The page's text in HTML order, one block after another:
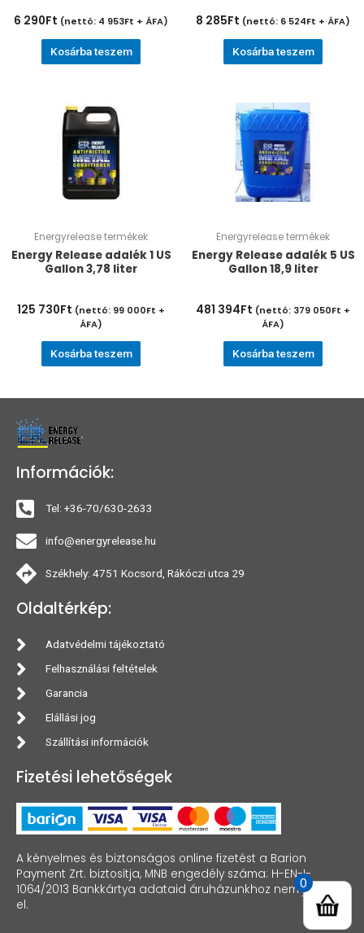
6 290Ft (nettó: 4 953Ft + ÁFA)
Kosárba teszem
8 285Ft (nettó: 6 524Ft + ÁFA)
Kosárba teszem
Energyrelease termékek
Energy Release adalék 1 US
Gallon 3,78 liter
125 730Ft (nettó: 99 000Ft +
ÁFA)
Kosárba teszem
Energyrelease termékek
Energy Release adalék 5 US
Gallon 18,9 liter
481 394Ft (nettó: 379 050Ft +
ÁFA)
Kosárba teszem
Információk:
Tel: +36-70/630-2633
info@energyrelease.hu
Székhely: 4751 Kocsord, Rákóczi utca 29
Oldaltérkép:
Adatvédelmi tájékoztató
Felhasználási feltételek
Garancia
Elállási jog
Szállítási információk
Fizetési lehetőségek
A kényelmes és biztonságos online fizetést a Barion
Payment Zrt. biztosítja, MNB engedély száma: H-EN-I-
1064/2013 Bankkártya adataid áruházunkhoz nem jutnak
el.
0